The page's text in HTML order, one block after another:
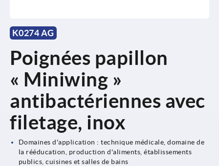
K0274 AG
Poignées papillon
« Miniwing »
antibactériennes avec
filetage, inox
Domaines d'application : technique médicale, domaine de
la rééducation, production d'aliments, établissements
publics, cuisines et salles de bains